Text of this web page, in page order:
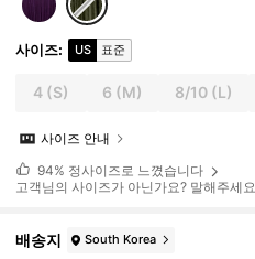
사이즈: US 표준
4 (S) 6 (M) 8/10(L)
사이즈 안내
94% 정사이즈로 느꼈습니다
고객님의 사이즈가 아닌가요? 말해주세요
배송지 South Korea